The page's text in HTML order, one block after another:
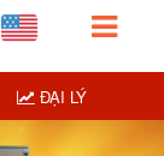
ĐẠI LÝ